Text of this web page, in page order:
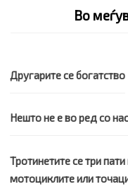
Во
Другарите се богатство
Нешто не е во ред со
Тротинетите се три
мотоциклите или